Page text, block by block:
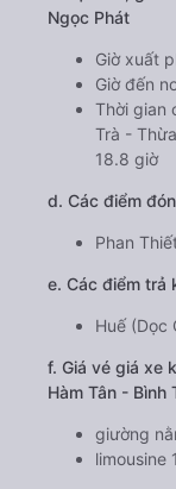
Ngọc Phát
Giờ xuất
Giờ đến
Thời gian
Trà -
18.8 giờ
d. Các điểm
Phan
e. Các điểm trả
Huế (Dọc
f. Giá vé giá xe
Hàm Tân - Bình
giường
limousine